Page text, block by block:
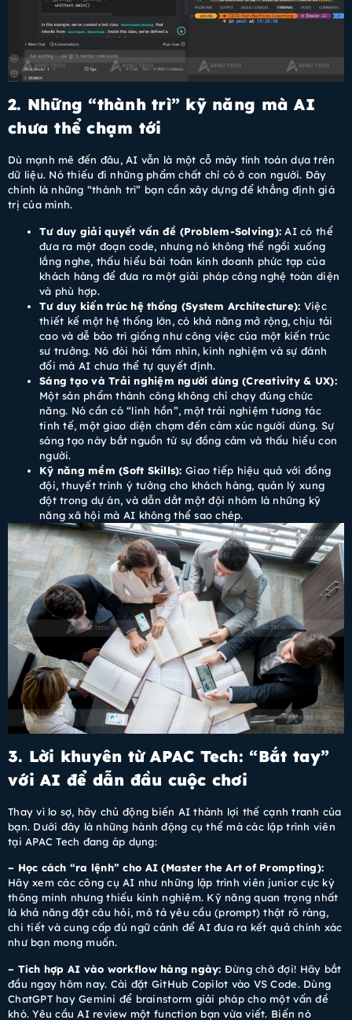
2. Những “thành trì” kỹ năng mà AI
chưa thể chạm tới
Dù mạnh mẽ đến đâu, AI vẫn là một cỗ máy tính toán dựa trên
dữ liệu. Nó thiếu đi những phẩm chất chỉ có ở con người. Đây
chính là những “thành trì” bạn cần xây dựng để khẳng định giá
trị của mình.
Tư duy giải quyết vấn đề (Problem-Solving): AI có thể
đưa ra một đoạn code, nhưng nó không thể ngồi xuống
lắng nghe, thấu hiểu bài toán kinh doanh phức tạp của
khách hàng để đưa ra một giải pháp công nghệ toàn diện
và phù hợp.
Tư duy kiến trúc hệ thống (System Architecture): Việc
thiết kế một hệ thống lớn, có khả năng mở rộng, chịu tải
cao và dễ bảo trì giống như công việc của một kiến trúc
sư trưởng. Nó đòi hỏi tầm nhìn, kinh nghiệm và sự đánh
đổi mà AI chưa thể tự quyết định.
Sáng tạo và Trải nghiệm người dùng (Creativity & UX):
Một sản phẩm thành công không chỉ chạy đúng chức
năng. Nó cần có “linh hồn”, một trải nghiệm tương tác
tinh tế, một giao diện chạm đến cảm xúc người dùng. Sự
sáng tạo này bắt nguồn từ sự đồng cảm và thấu hiểu con
người.
Kỹ năng mềm (Soft Skills): Giao tiếp hiệu quả với đồng
đội, thuyết trình ý tưởng cho khách hàng, quản lý xung
đột trong dự án, và dẫn dắt một đội nhóm là những kỹ
năng xã hội mà AI không thể sao chép.
3. Lời khuyên từ APAC Tech: “Bắt tay”
với AI để dẫn đầu cuộc chơi
Thay vì lo sợ, hãy chủ động biến AI thành lợi thế cạnh tranh của
bạn. Dưới đây là những hành động cụ thể mà các lập trình viên
tại APAC Tech đang áp dụng:
– Học cách “ra lệnh” cho AI (Master the Art of Prompting):
Hãy xem các công cụ AI như những lập trình viên junior cực kỳ
thông minh nhưng thiếu kinh nghiệm. Kỹ năng quan trọng nhất
là khả năng đặt câu hỏi, mô tả yêu cầu (prompt) thật rõ ràng,
chi tiết và cung cấp đủ ngữ cảnh để AI đưa ra kết quả chính xác
như bạn mong muốn.
– Tích hợp AI vào workflow hàng ngày: Đừng chờ đợi! Hãy bắt
đầu ngay hôm nay. Cài đặt GitHub Copilot vào VS Code. Dùng
ChatGPT hay Gemini để brainstorm giải pháp cho một vấn đề
khó. Yêu cầu AI review một function bạn vừa viết. Biến nó